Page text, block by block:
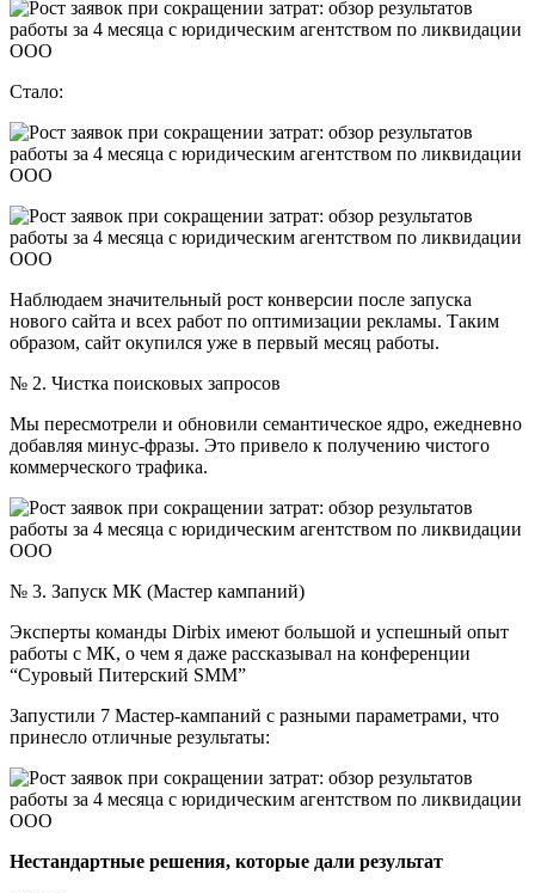
Стало:
Наблюдаем значительный рост конверсии после запуска
нового сайта и всех работ по оптимизации рекламы. Таким
образом, сайт окупился уже в первый месяц работы.
№ 2. Чистка поисковых запросов
Мы пересмотрели и обновили семантическое ядро, ежедневно
добавляя минус-фразы. Это привело к получению чистого
коммерческого трафика.
№ 3. Запуск МК (Мастер кампаний)
Эксперты команды Dirbix имеют большой и успешный опыт
работы с МК, о чем я даже рассказывал на конференции
“Суровый Питерский SMM”
Запустили 7 Мастер-кампаний с разными параметрами, что
принесло отличные результаты:
Нестандартные решения, которые дали результат